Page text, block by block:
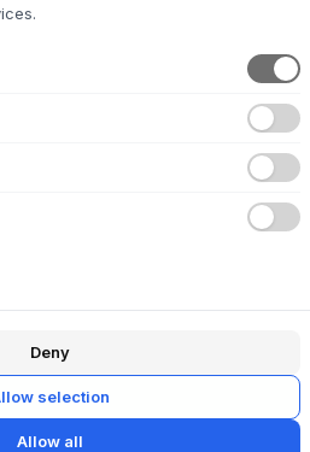
de table à manger Avanti
à manger d'extérieur à
Le cadre est fabriqué en
une finition mate, qui
Les connecteurs en acier
stable, témoignant de
en blanc cassé apaisant et en
est le cœur d'un système
En tant qu'élément
liberté de créer une table de la
est combiné avec un
et un plateau de table (vendus
Deny
selection
Allow all